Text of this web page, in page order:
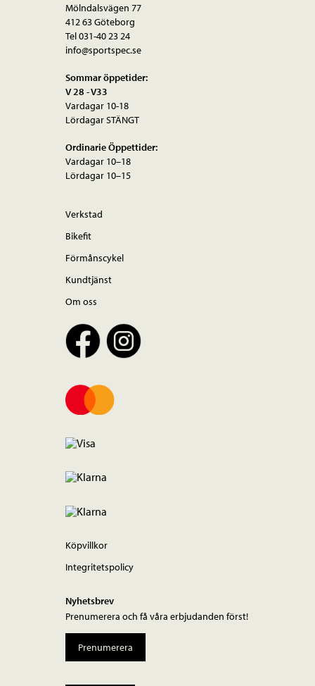
Mölndalsvägen 77
412 63 Göteborg
Tel 031-40 23 24
info@sportspec.se
Sommar öppetider:
V 28 - V33
Vardagar 10-18
Lördagar STÄNGT
Ordinarie Öppettider:
Vardagar 10–18
Lördagar 10–15
Verkstad
Bikefit
Förmånscykel
Kundtjänst
Om oss
Köpvillkor
Integritetspolicy
Nyhetsbrev
Prenumerera och få våra erbjudanden först!
Prenumerera